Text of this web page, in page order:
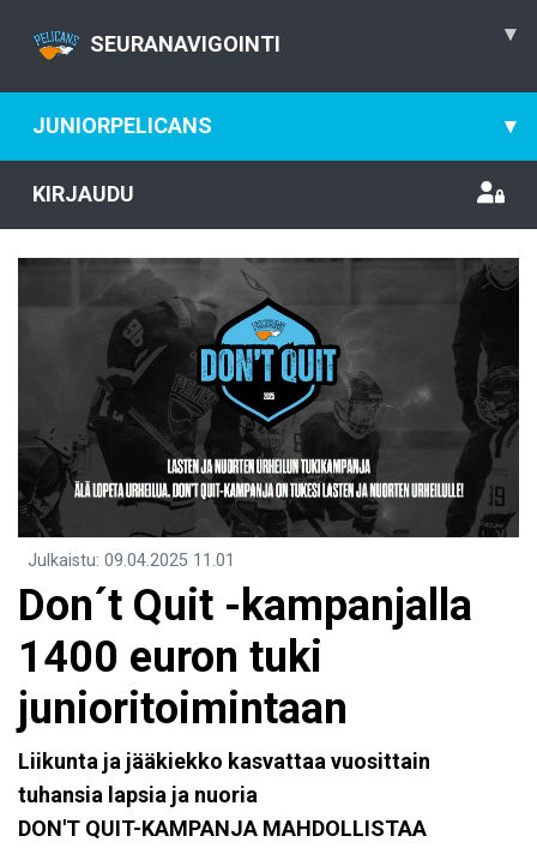
SEURANAVIGOINTI ▾
JUNIORPELICANS ▾
KIRJAUDU
Julkaistu: 09.04.2025 11.01
​Don´t Quit -kampanjalla
1400 euron tuki
junioritoimintaan
Liikunta ja jääkiekko kasvattaa vuosittain
tuhansia lapsia ja nuoria
DON'T QUIT-KAMPANJA MAHDOLLISTAA